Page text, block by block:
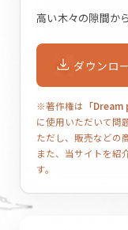
高い木々の隙間か
ダウンロ
※著作権は 「Dream
に使用いただいて問
ただし、販売などの
また、当サイトを紹
す。